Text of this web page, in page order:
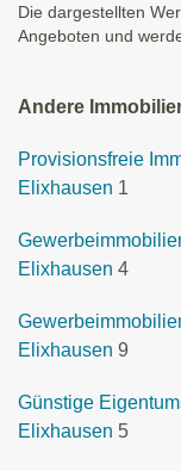
Die dargestellten
Angeboten und
Andere
Provisionsfreie
Elixhausen 1
Elixhausen 4
Elixhausen 9
Günstige
Elixhausen 5